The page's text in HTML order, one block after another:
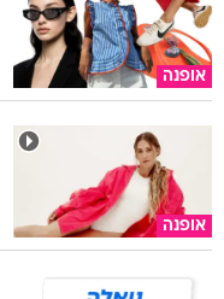
אופנה
אופנה